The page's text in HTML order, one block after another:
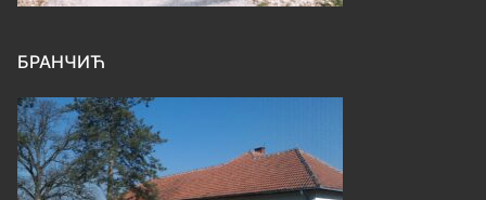
БРАНЧИЋ